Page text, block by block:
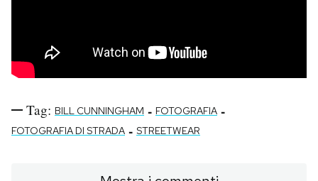
Tag: BILL CUNNINGHAM - FOTOGRAFIA -
FOTOGRAFIA DI STRADA - STREETWEAR